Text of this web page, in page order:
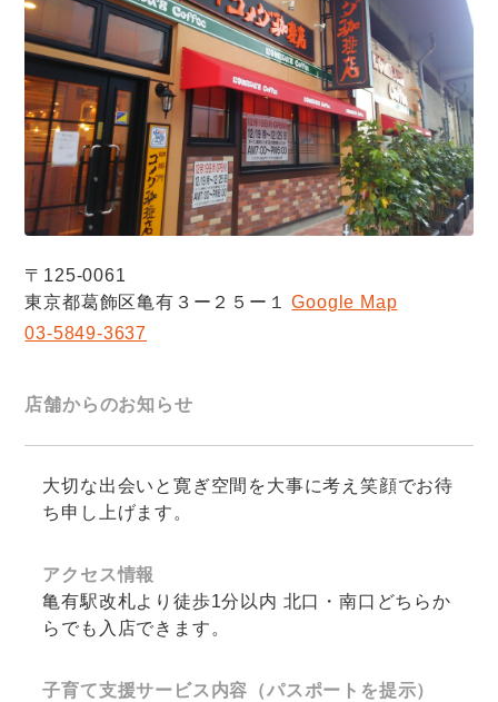
〒125-0061
東京都葛飾区亀有３ー２５ー１Google Map
03-5849-3637
店舗からのお知らせ
大切な出会いと寛ぎ空間を大事に考え笑顔でお待
ち申し上げます。
アクセス情報
亀有駅改札より徒歩1分以内 北口・南口どちらか
らでも入店できます。
子育て支援サービス内容（パスポートを提示）